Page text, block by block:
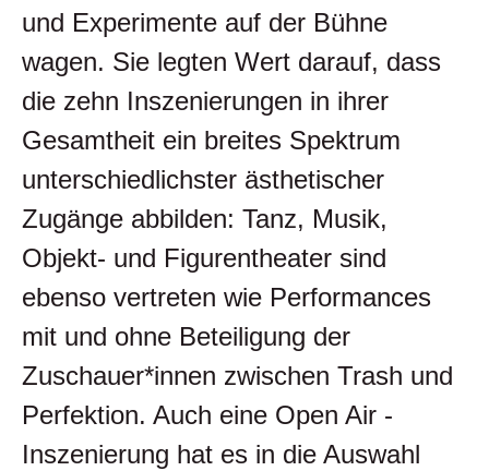
und Experimente auf der Bühne
wagen. Sie legten Wert darauf, dass
die zehn Inszenierungen in ihrer
Gesamtheit ein breites Spektrum
unterschiedlichster ästhetischer
Zugänge abbilden: Tanz, Musik,
Objekt- und Figurentheater sind
ebenso vertreten wie Performances
mit und ohne Beteiligung der
Zuschauer*innen zwischen Trash und
Perfektion. Auch eine Open Air -
Inszenierung hat es in die Auswahl